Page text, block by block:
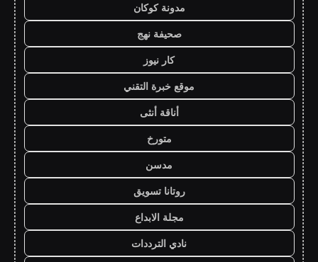
مدونة كوكان
صحيفة نهج
كار نيوز
موقع خبرة التقني
أناقة أنثى
متورخ
مدسن
روتانا تسويق
مجلة الابداع
نادي الترددات